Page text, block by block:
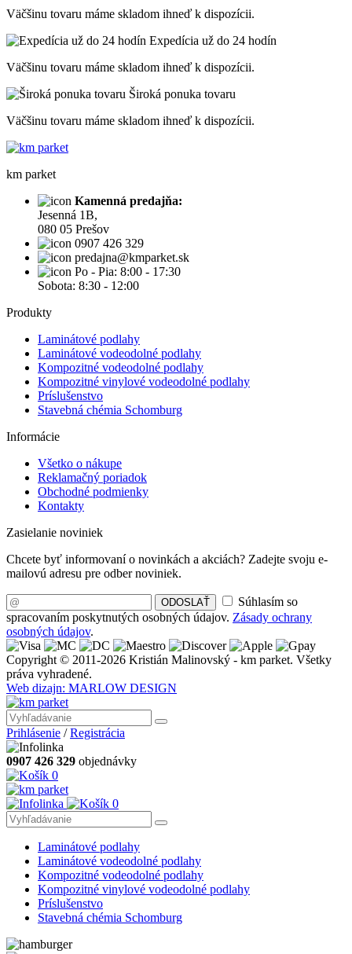
Väčšinu tovaru máme skladom ihneď k dispozícii.
Expedícia už do 24 hodín
Väčšinu tovaru máme skladom ihneď k dispozícii.
Široká ponuka tovaru
Väčšinu tovaru máme skladom ihneď k dispozícii.
km parket
Kamenná predajňa:
Jesenná 1B,
080 05 Prešov
0907 426 329
predajna@kmparket.sk
Po - Pia: 8:00 - 17:30
Sobota: 8:30 - 12:00
Produkty
Laminátové podlahy
Laminátové vodeodolné podlahy
Kompozitné vodeodolné podlahy
Kompozitné vinylové vodeodolné podlahy
Príslušenstvo
Stavebná chémia Schomburg
Informácie
Všetko o nákupe
Reklamačný poriadok
Obchodné podmienky
Kontakty
Zasielanie noviniek
Chcete byť informovaní o novinkách a akciách? Zadejte svoju e-
mailovú adresu pre odber noviniek.
ODOSLAŤ
Súhlasím so
spracovaním poskytnutých osobných údajov. Zásady ochrany
osobných údajov.
Copyright © 2011-2026 Kristián Malinovský - km parket. Všetky
práva vyhradené.
Web dizajn: MARLOW DESIGN
Prihlásenie /Registrácia
0907 426 329 objednávky
0
0
Laminátové podlahy
Laminátové vodeodolné podlahy
Kompozitné vodeodolné podlahy
Kompozitné vinylové vodeodolné podlahy
Príslušenstvo
Stavebná chémia Schomburg